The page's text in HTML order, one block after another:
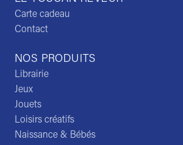
NOS PRODUITS
Librairie
Jeux
Jouets
Loisirs créatifs
Naissance & Bébés
Carte cadeau
Contact